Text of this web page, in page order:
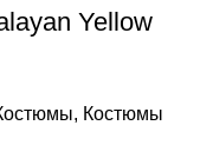
Yellow
, Костюмы